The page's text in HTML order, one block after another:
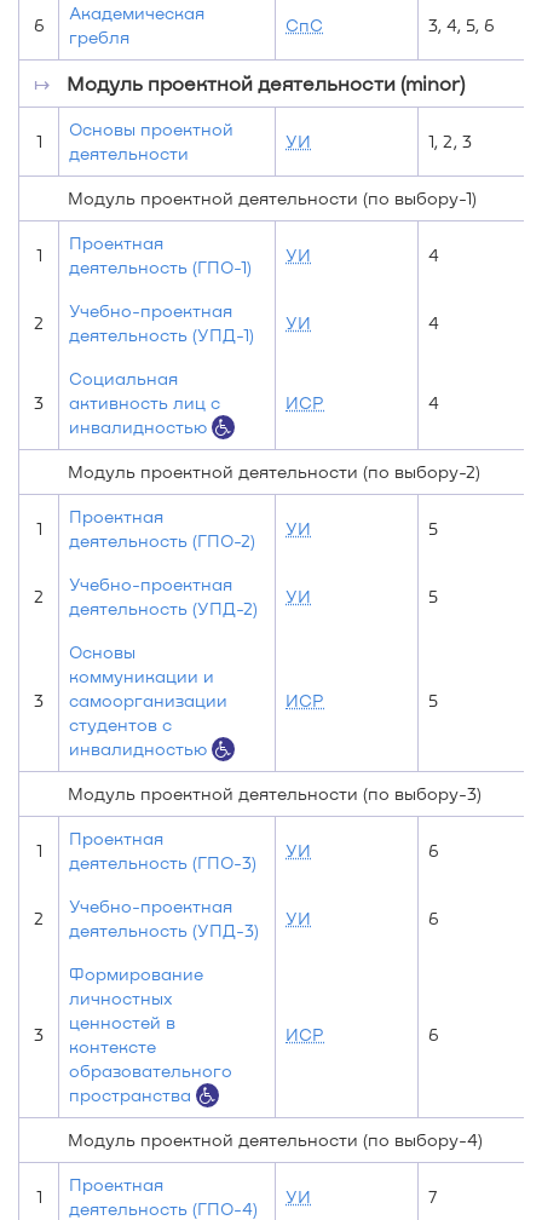
6
Академическая
гребля
СпС 3, 4, 5, 6
↦ Модуль проектной деятельности (minor)
1
Основы проектной
деятельности
УИ 1, 2, 3
Модуль проектной деятельности (по выбору-1)
1
Проектная
деятельность (ГПО-1)
УИ 4
2
Учебно-проектная
деятельность (УПД-1)
УИ 4
3
Социальная
активность лиц с
инвалидностью
ИСР 4
Модуль проектной деятельности (по выбору-2)
1
Проектная
деятельность (ГПО-2)
УИ 5
2
Учебно-проектная
деятельность (УПД-2)
УИ 5
3
Основы
коммуникации и
самоорганизации
студентов с
инвалидностью
ИСР 5
Модуль проектной деятельности (по выбору-3)
1
Проектная
деятельность (ГПО-3)
УИ 6
2
Учебно-проектная
деятельность (УПД-3)
УИ 6
3
Формирование
личностных
ценностей в
контексте
образовательного
пространства
ИСР 6
Модуль проектной деятельности (по выбору-4)
1
Проектная
деятельность (ГПО-4)
УИ 7